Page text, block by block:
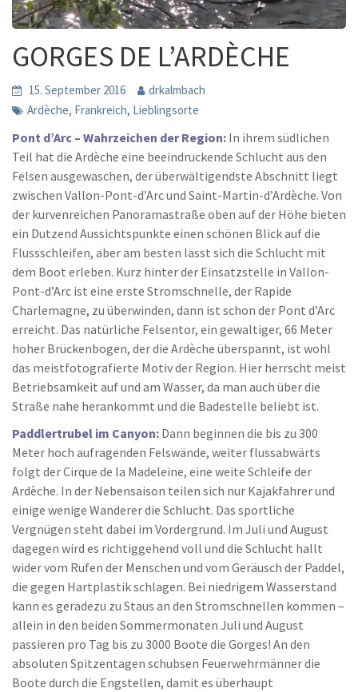
GORGES DE L’ARDÈCHE
15. September 2016
drkalmbach
Ardèche, Frankreich, Lieblingsorte
Pont d’Arc – Wahrzeichen der Region: In ihrem südlichen
Teil hat die Ardèche eine beeindruckende Schlucht aus den
Felsen ausgewaschen, der überwältigendste Abschnitt liegt
zwischen Vallon-Pont-d’Arc und Saint-Martin-d’Ardèche. Von
der kurvenreichen Panoramastraße oben auf der Höhe bieten
ein Dutzend Aussichtspunkte einen schönen Blick auf die
Flussschleifen, aber am besten lässt sich die Schlucht mit
dem Boot erleben. Kurz hinter der Einsatzstelle in Vallon-
Pont-d’Arc ist eine erste Stromschnelle, der Rapide
Charlemagne, zu überwinden, dann ist schon der Pont d’Arc
erreicht. Das natürliche Felsentor, ein gewaltiger, 66 Meter
hoher Brückenbogen, der die Ardèche überspannt, ist wohl
das meistfotografierte Motiv der Region. Hier herrscht meist
Betriebsamkeit auf und am Wasser, da man auch über die
Straße nahe herankommt und die Badestelle beliebt ist.
Paddlertrubel im Canyon: Dann beginnen die bis zu 300
Meter hoch aufragenden Felswände, weiter flussabwärts
folgt der Cirque de la Madeleine, eine weite Schleife der
Ardèche. In der Nebensaison teilen sich nur Kajakfahrer und
einige wenige Wanderer die Schlucht. Das sportliche
Vergnügen steht dabei im Vordergrund. Im Juli und August
dagegen wird es richtiggehend voll und die Schlucht hallt
wider vom Rufen der Menschen und vom Geräusch der Paddel,
die gegen Hartplastik schlagen. Bei niedrigem Wasserstand
kann es geradezu zu Staus an den Stromschnellen kommen –
allein in den beiden Sommermonaten Juli und August
passieren pro Tag bis zu 3000 Boote die Gorges! An den
absoluten Spitzentagen schubsen Feuerwehrmänner die
Boote durch die Engstellen, damit es überhaupt